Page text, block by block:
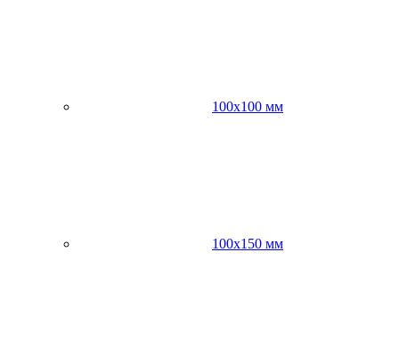
100х100 мм
100х150 мм